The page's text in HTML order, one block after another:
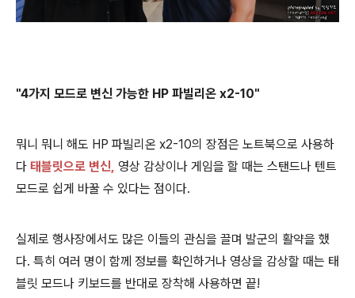
"4가지 모드로 변신 가능한 HP 파빌리온 x2-10"
뭐니 뭐니 해도 HP 파빌리온 x2-10의 장점은 노트북으로 사용하
다 태블릿으로 변신 영상 감상이나 게임을 할 때는 스탠드나 텐트
모드로 쉽게 바꿀 수 있다는 점이다.
실제로 행사장에서도 많은 이들의 관심을 끌며 발군의 활약을 했
다. 특히 여러 명이 함께 정보를 확인하거나 영상을 감상할 때는 태
블릿 모드나 키보드를 반대로 장착해 사용하면 끝!